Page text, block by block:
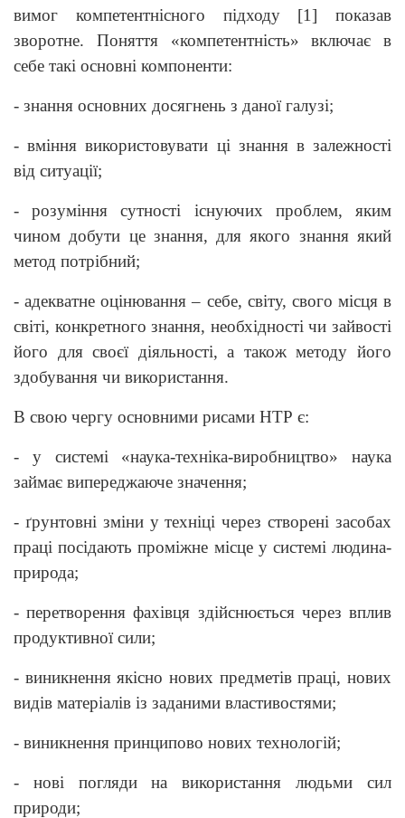
вимог компетентнісного підходу [1] показав
зворотне. Поняття «компетентність» включає в
себе такі основні компоненти:
- знання основних досягнень з даної галузі;
- вміння використовувати ці знання в залежності
від ситуації;
- розуміння сутності існуючих проблем, яким
чином добути це знання, для якого знання який
метод потрібний;
- адекватне оцінювання – себе, світу, свого місця в
світі, конкретного знання, необхідності чи зайвості
його для своєї діяльності, а також методу його
здобування чи використання.
В свою чергу основними рисами НТР є:
- у системі «наука-техніка-виробництво» наука
займає випереджаюче значення;
- ґрунтовні зміни у техніці через створені засобах
праці посідають проміжне місце у системі людина-
природа;
- перетворення фахівця здійснюється через вплив
продуктивної сили;
- виникнення якісно нових предметів праці, нових
видів матеріалів із заданими властивостями;
- виникнення принципово нових технологій;
- нові погляди на використання людьми сил
природи;